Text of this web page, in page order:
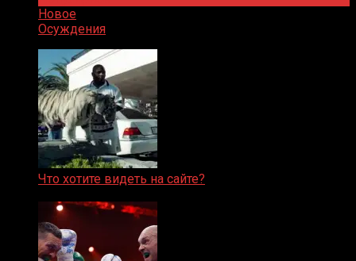
Новое
Осуждения
Что хотите видеть на сайте?